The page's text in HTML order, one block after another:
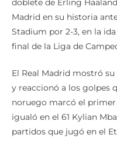
doblete de Erling
Madrid en su historia
Stadium por 2-3, en la
final de la Liga de
El Real Madrid mostró
y reaccionó a los golpes
noruego marcó el
igualó en el 61 Kylian
partidos que jugó en el